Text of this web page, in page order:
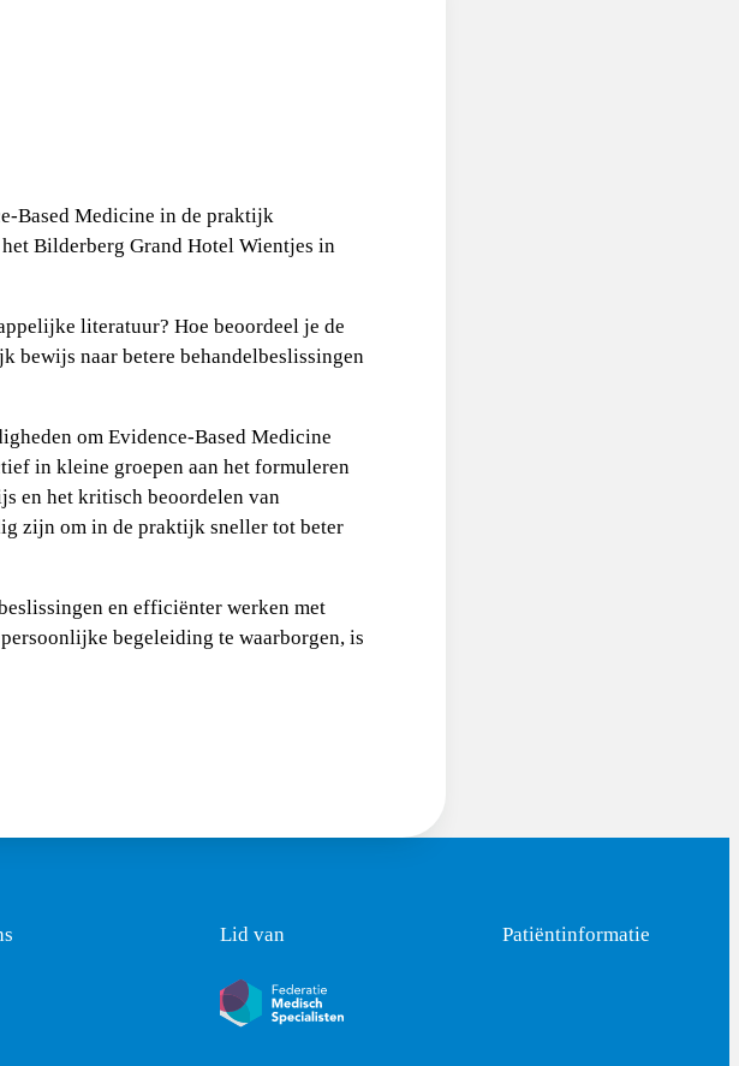
Based Medicine in de praktijk
Bilderberg Grand Hotel Wientjes in
literatuur? Hoe beoordeel je de
bewijs naar betere behandelbeslissingen
om Evidence-Based Medicine
in kleine groepen aan het formuleren
en het kritisch beoordelen van
zijn om in de praktijk sneller tot beter
en efficiënter werken met
begeleiding te waarborgen, is
via Linkedin
ons via Instagram
Lid van Patiëntinformatie